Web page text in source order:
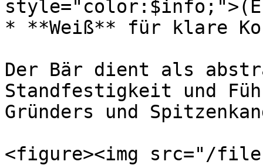
* **Weiß** für klare
Der Bär dient als
Standfestigkeit und
Gründers und
<figure><img src="/files/